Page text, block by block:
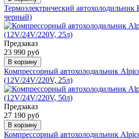
Термоэлектрический автохолодильник
черный)
Предзаказ
23 990 руб
В корзину
Компрессорный автохолодильник
(12V/24V/220V, 25л)
Предзаказ
27 190 руб
В корзину
Компрессорный автохолодильник